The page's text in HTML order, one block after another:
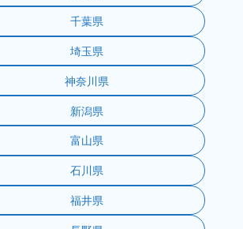
千葉県
埼玉県
神奈川県
新潟県
富山県
石川県
福井県